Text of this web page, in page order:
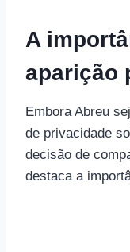
A
aparição
Embora Abreu
de privacidade
decisão de
destaca a